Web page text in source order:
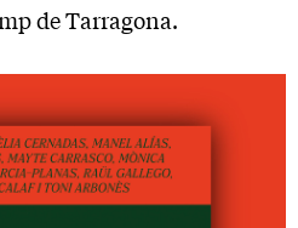
de Tarragona.